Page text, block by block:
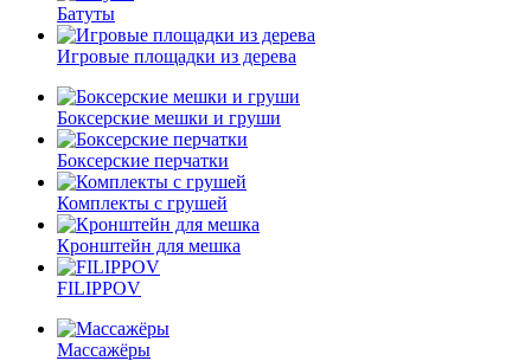
Батуты
Игровые площадки из дерева
Боксерские мешки и груши
Боксерские перчатки
Комплекты с грушей
Кронштейн для мешка
FILIPPOV
Массажёры